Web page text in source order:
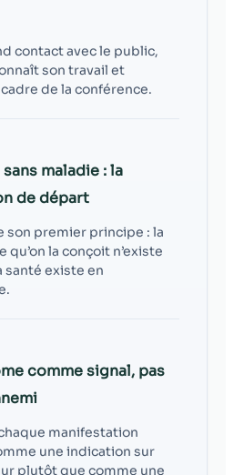
contact avec le public,
son travail et
de la conférence.
maladie : la
de départ
son premier principe : la
qu’on la conçoit n’existe
santé existe en
comme signal, pas
manifestation
une indication sur
plutôt que comme une